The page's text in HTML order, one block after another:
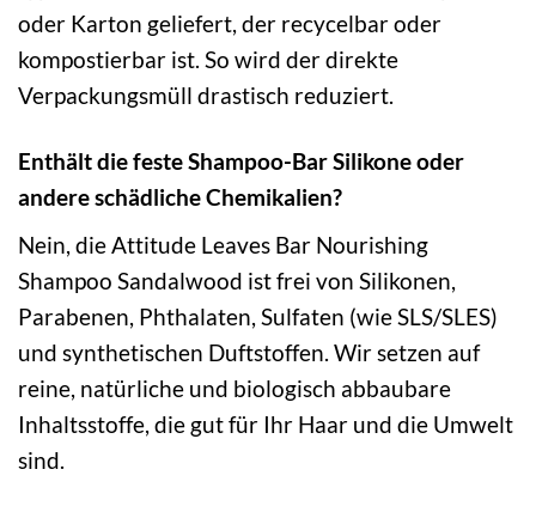
oder Karton geliefert, der recycelbar oder
kompostierbar ist. So wird der direkte
Verpackungsmüll drastisch reduziert.
Enthält die feste Shampoo-Bar Silikone oder
andere schädliche Chemikalien?
Nein, die Attitude Leaves Bar Nourishing
Shampoo Sandalwood ist frei von Silikonen,
Parabenen, Phthalaten, Sulfaten (wie SLS/SLES)
und synthetischen Duftstoffen. Wir setzen auf
reine, natürliche und biologisch abbaubare
Inhaltsstoffe, die gut für Ihr Haar und die Umwelt
sind.